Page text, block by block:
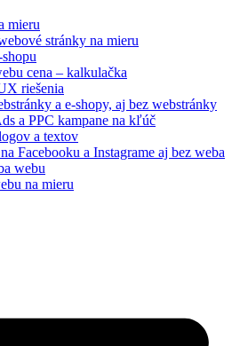
mieru
stránky na mieru
cena – kalkulačka
riešenia
a e-shopy, aj bez webstránky
a PPC kampane na kľúč
a textov
Facebooku a Instagrame aj bez weba
webu
na mieru